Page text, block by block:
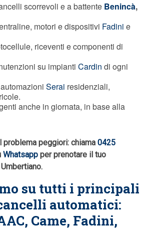
scorrevoli e a battente Benincà,
motori e dispositivi Fadini e
riceventi e componenti di
su impiantiCardin di ogni
Serai residenziali,
anche in giornata, in base alla
problema peggiori: chiama0425
Whatsapp per prenotare il tuo
su tutti i principali
automatici:
, Came, Fadini,